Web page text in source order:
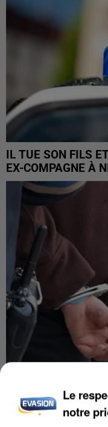
IL TUE SON FILS
EX-COMPAGNE À
L’UN DES
MAFIA
Le
notre